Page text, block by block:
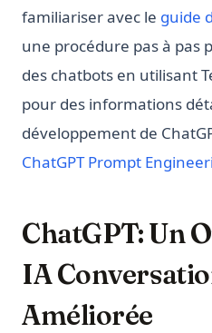
familiariser avec le guide
une procédure pas à
des chatbots en utilisant
pour des informations
développement de
ChatGPT Prompt
ChatGPT: Un
IA
Améliorée